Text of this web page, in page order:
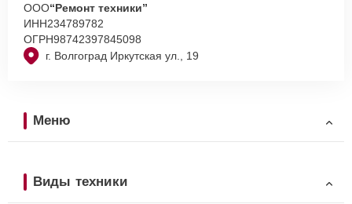
г. Волгоград Иркутская ул., 19
ООО“Ремонт техники”
ИНН234789782
ОГРН98742397845098
Меню
Виды техники